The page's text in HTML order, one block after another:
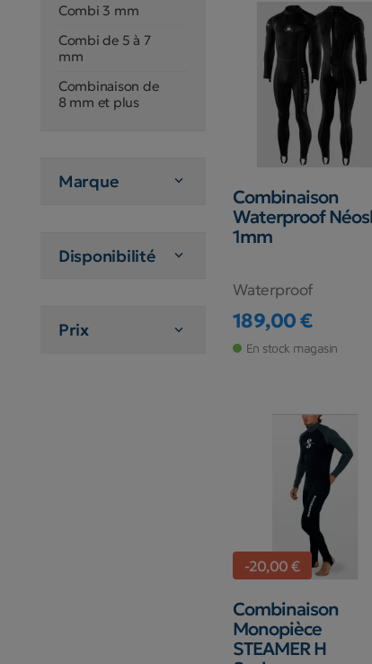
Combi 3 mm
Combi de 5 à 7
mm
Combinaison de
8 mm et plus
Marque 
Disponibilité 
Prix 
Combinaison
Waterproof
1mm
Waterproof
Prix
189,00 €
En stock magasin
-20,00 €
Combinaison
Monopièce
STEAMER H